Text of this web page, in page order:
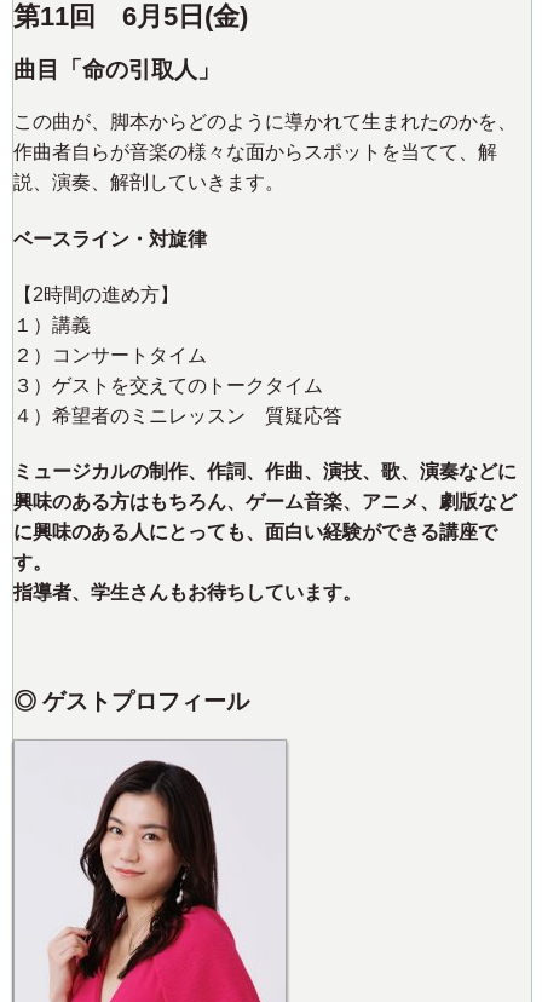
第11回 6月5日(金)
曲目「命の引取人」
この曲が、脚本からどのように導かれて生まれたのかを、
作曲者自らが音楽の様々な面からスポットを当てて、解
説、演奏、解剖していきます。
ベースライン・対旋律
【2時間の進め方】
１）講義
２）コンサートタイム
３）ゲストを交えてのトークタイム
４）希望者のミニレッスン 質疑応答
ミュージカルの制作、作詞、作曲、演技、歌、演奏などに
興味のある方はもちろん、ゲーム音楽、アニメ、劇版など
に興味のある人にとっても、面白い経験ができる講座で
す。
指導者、学生さんもお待ちしています。
◎ ゲストプロフィール